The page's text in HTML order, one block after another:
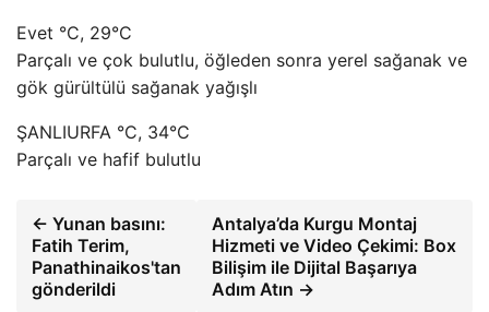
Evet °C, 29°C
Parçalı ve çok bulutlu, öğleden sonra yerel sağanak ve
gök gürültülü sağanak yağışlı
ŞANLIURFA °C, 34°C
Parçalı ve hafif bulutlu
← Yunan basını:
Fatih Terim,
Panathinaikos'tan
gönderildi
Antalya’da Kurgu Montaj
Hizmeti ve Video Çekimi: Box
Bilişim ile Dijital Başarıya
Adım Atın →